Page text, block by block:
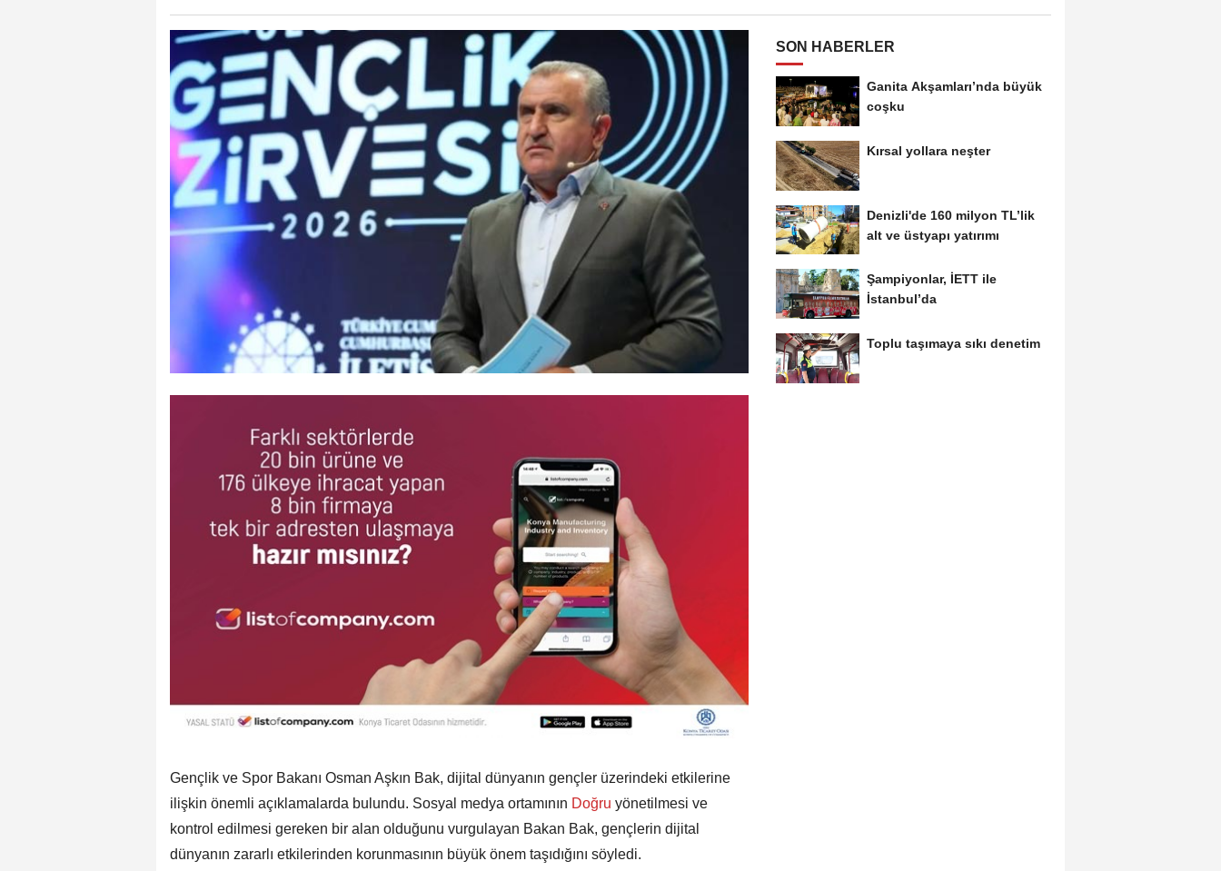
Gençlik ve Spor Bakanı Osman Aşkın Bak, dijital dünyanın gençler üzerindeki etkilerine
ilişkin önemli açıklamalarda bulundu. Sosyal medya ortamının Doğru yönetilmesi ve
kontrol edilmesi gereken bir alan olduğunu vurgulayan Bakan Bak, gençlerin dijital
dünyanın zararlı etkilerinden korunmasının büyük önem taşıdığını söyledi.
SON HABERLER
Ganita Akşamları’nda büyük
coşku
Kırsal yollara neşter
Denizli'de 160 milyon TL’lik
alt ve üstyapı yatırımı
Şampiyonlar, İETT ile
İstanbul’da
Toplu taşımaya sıkı denetim